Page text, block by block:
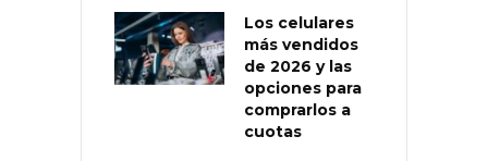
Los celulares
más vendidos
de 2026 y las
opciones para
comprarlos a
cuotas